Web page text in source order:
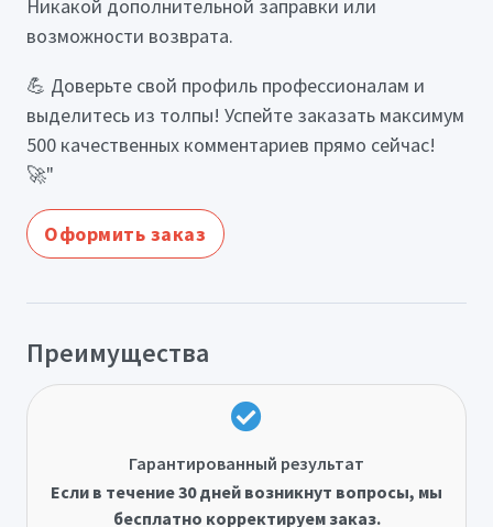
Никакой дополнительной заправки или
возможности возврата.
💪 Доверьте свой профиль профессионалам и
выделитесь из толпы! Успейте заказать максимум
500 качественных комментариев прямо сейчас!
🚀"
Оформить заказ
Преимущества
Гарантированный результат
Если в течение 30 дней возникнут вопросы, мы
бесплатно корректируем заказ.